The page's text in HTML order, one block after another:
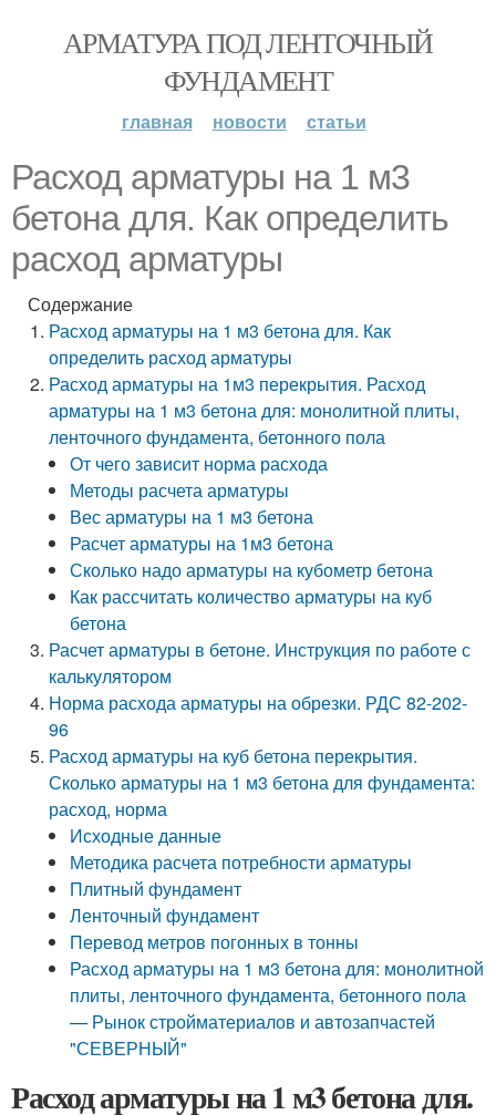
АРМАТУРА ПОД ЛЕНТОЧНЫЙ
ФУНДАМЕНТ
главная новости статьи
Расход арматуры на 1 м3
бетона для. Как определить
расход арматуры
Содержание
Расход арматуры на 1 м3 бетона для. Как
определить расход арматуры
Расход арматуры на 1м3 перекрытия. Расход
арматуры на 1 м3 бетона для: монолитной плиты,
ленточного фундамента, бетонного пола
От чего зависит норма расхода
Методы расчета арматуры
Вес арматуры на 1 м3 бетона
Расчет арматуры на 1м3 бетона
Сколько надо арматуры на кубометр бетона
Как рассчитать количество арматуры на куб
бетона
Расчет арматуры в бетоне. Инструкция по работе с
калькулятором
Норма расхода арматуры на обрезки. РДС 82-202-
96
Расход арматуры на куб бетона перекрытия.
Сколько арматуры на 1 м3 бетона для фундамента:
расход, норма
Исходные данные
Методика расчета потребности арматуры
Плитный фундамент
Ленточный фундамент
Перевод метров погонных в тонны
Расход арматуры на 1 м3 бетона для: монолитной
плиты, ленточного фундамента, бетонного пола
— Рынок стройматериалов и автозапчастей
"СЕВЕРНЫЙ"
Расход арматуры на 1 м3 бетона для.